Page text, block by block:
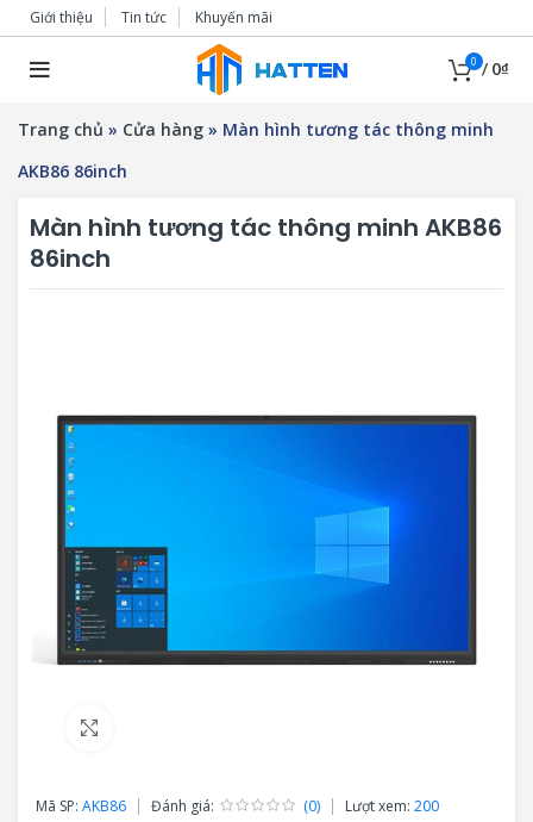
Giới thiệu Tin tức Khuyến mãi
0 / 0₫
Trang chủ » Cửa hàng » Màn hình tương tác thông minh
AKB86 86inch
Màn hình tương tác thông minh AKB86
86inch
Mã SP:AKB86 Đánh giá: (0) Lượt xem:200